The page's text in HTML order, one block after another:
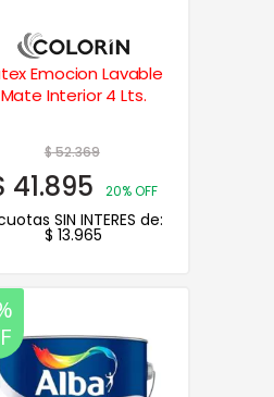
Emocion Lavable
Mate Interior 4 Lts.
$52.369
41.895 20% OFF
SIN INTERES de:
$ 13.965